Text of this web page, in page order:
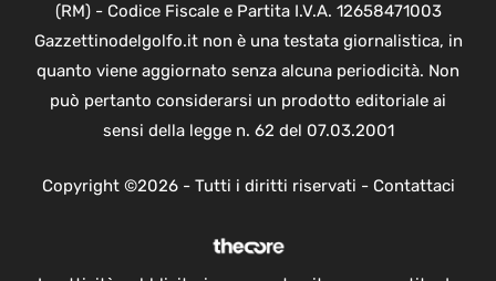
(RM) - Codice Fiscale e Partita I.V.A. 12658471003
Gazzettinodelgolfo.it non è una testata giornalistica, in
quanto viene aggiornato senza alcuna periodicità. Non
può pertanto considerarsi un prodotto editoriale ai
sensi della legge n. 62 del 07.03.2001
Copyright ©2026 - Tutti i diritti riservati - Contattaci